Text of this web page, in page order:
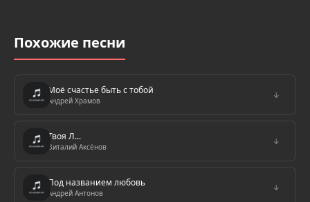
Похожие песни
Моё счастье быть с тобой
Андрей Храмов
↓
Твоя Л...
Виталий Аксёнов
↓
Под названием любовь
Андрей Антонов
↓